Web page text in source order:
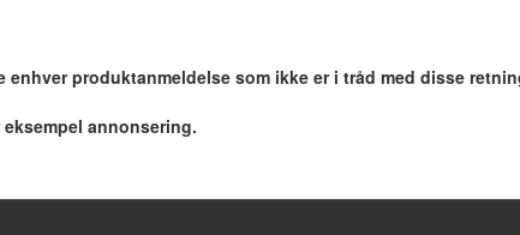
produktanmeldelse som ikke er i tråd med disse
annonsering.